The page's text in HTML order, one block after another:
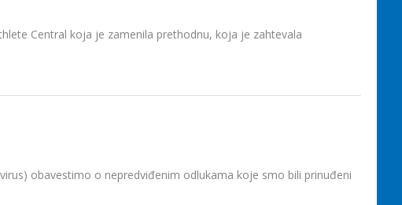
Central koja je zamenila prethodnu, koja je zahtevala
obavestimo o nepredviđenim odlukama koje smo bili prinuđeni